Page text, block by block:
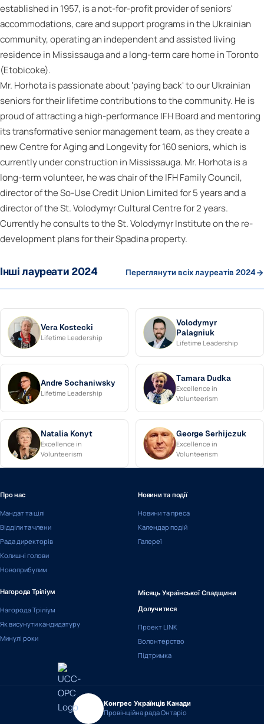
established in 1957, is a not-for-profit provider of seniors'
accommodations, care and support programs in the Ukrainian
community, operating an independent and assisted living
residence in Mississauga and a long-term care home in Toronto
(Etobicoke).
Mr. Horhota is passionate about 'paying back' to our Ukrainian
seniors for their lifetime contributions to the community. He is
proud of attracting a high-performance IFH Board and mentoring
its transformative senior management team, as they create a
new Centre for Aging and Longevity for 160 seniors, which is
currently under construction in Mississauga. Mr. Horhota is a
long-term volunteer, he was chair of the IFH Family Council,
director of the So-Use Credit Union Limited for 5 years and a
director of the St. Volodymyr Cultural Centre for 2 years.
Currently he consults to the St. Volodymyr Institute on the re-
development plans for their Spadina property.
Інші лауреати 2024 Переглянути всіх лауреатів 2024
Vera Kostecki
Lifetime Leadership
Volodymyr
Palagniuk
Lifetime Leadership
Andre Sochaniwsky
Lifetime Leadership
Tamara Dudka
Excellence in
Volunteerism
Natalia Konyt
Excellence in
Volunteerism
George Serhijczuk
Excellence in
Volunteerism
Про нас
Мандат та цілі
Відділи та члени
Рада директорів
Колишні голови
Новоприбулим
Новини та події
Новини та преса
Календар подій
Галереї
Нагорода Тріліум
Нагорода Тріліум
Як висунути кандидатуру
Минулі роки
Місяць Української Спадщини
Долучитися
Проект LINK
Волонтерство
Підтримка
Конгрес Українців Канади
Провінційна рада Онтаріо